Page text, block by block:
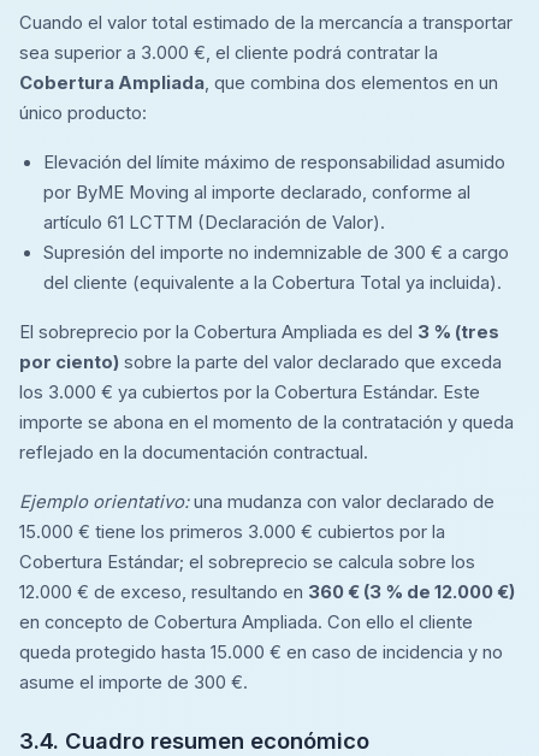
Cuando el valor total estimado de la mercancía a transportar
sea superior a 3.000 €, el cliente podrá contratar la
Cobertura Ampliada, que combina dos elementos en un
único producto:
Elevación del límite máximo de responsabilidad asumido
por ByME Moving al importe declarado, conforme al
artículo 61 LCTTM (Declaración de Valor).
Supresión del importe no indemnizable de 300 € a cargo
del cliente (equivalente a la Cobertura Total ya incluida).
El sobreprecio por la Cobertura Ampliada es del 3 % (tres
por ciento) sobre la parte del valor declarado que exceda
los 3.000 € ya cubiertos por la Cobertura Estándar. Este
importe se abona en el momento de la contratación y queda
reflejado en la documentación contractual.
Ejemplo orientativo:una mudanza con valor declarado de
15.000 € tiene los primeros 3.000 € cubiertos por la
Cobertura Estándar; el sobreprecio se calcula sobre los
12.000 € de exceso, resultando en 360 € (3 % de 12.000 €)
en concepto de Cobertura Ampliada. Con ello el cliente
queda protegido hasta 15.000 € en caso de incidencia y no
asume el importe de 300 €.
3.4. Cuadro resumen económico